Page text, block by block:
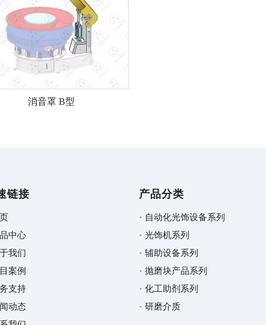
消音罩 B型
链接
中心
我们
案例
支持
动态
产品分类
自动化光饰设备系列
光饰机系列
辅助设备系列
抛磨块产品系列
化工助剂系列
研磨介质